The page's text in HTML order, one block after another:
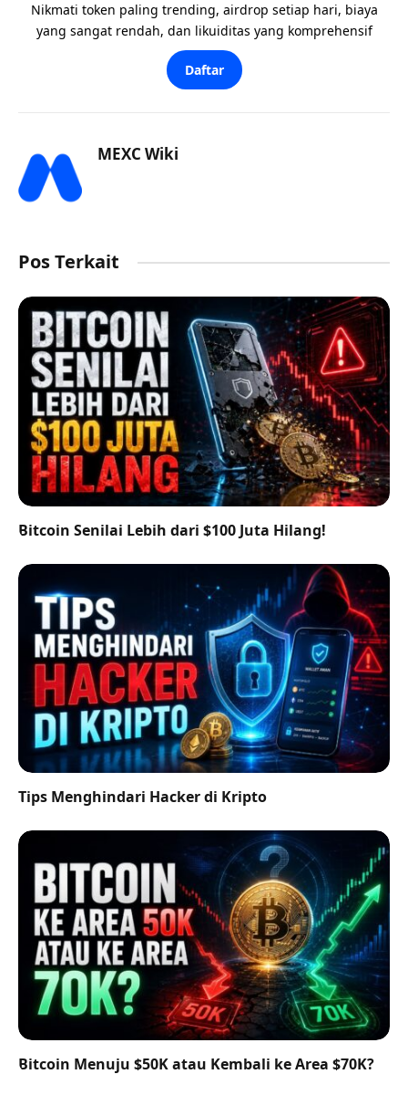
Nikmati token paling trending, airdrop setiap hari, biaya
yang sangat rendah, dan likuiditas yang komprehensif
Daftar
MEXC Wiki
Pos Terkait
Bitcoin Senilai Lebih dari $100 Juta Hilang!
Tips Menghindari Hacker di Kripto
Bitcoin Menuju $50K atau Kembali ke Area $70K?